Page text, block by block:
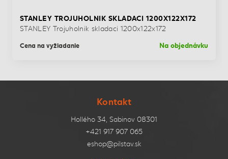
STANLEY TROJUHOLNIK SKLADACI 1200X122X172
STANLEY Trojuholnik skladaci 1200x122x172
Cena na vyžiadanie Na objednávku
Kontakt
Hollého 34, Sabinov 08301
+421 917 907 065
eshop@pilstav.sk